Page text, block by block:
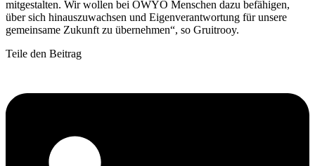
mitgestalten. Wir wollen bei OWYO Menschen dazu befähigen,
über sich hinauszuwachsen und Eigenverantwortung für unsere
gemeinsame Zukunft zu übernehmen“, so Gruitrooy.
Teile den Beitrag